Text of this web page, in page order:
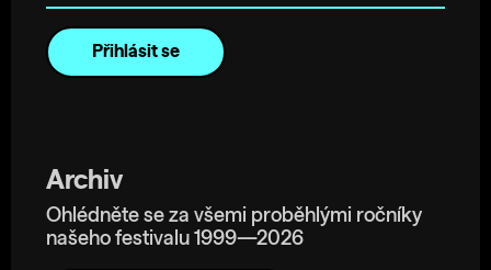
Archiv
Ohlédněte se za všemi proběhlými ročníky
našeho festivalu 1999—2026